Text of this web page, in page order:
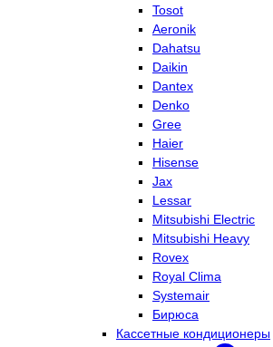
Tosot
Aeronik
Dahatsu
Daikin
Dantex
Denko
Gree
Haier
Hisense
Jax
Lessar
Mitsubishi Electric
Mitsubishi Heavy
Rovex
Royal Clima
Systemair
Бирюса
Кассетные кондиционеры